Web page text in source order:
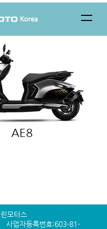
Korea
AE8
모터스
사업자등록번호:603-81-